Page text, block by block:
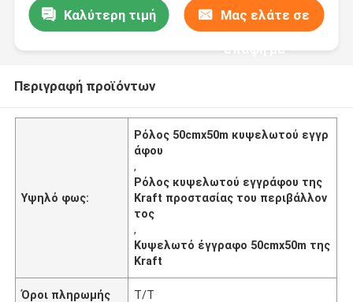
Καλύτερη τιμή Μας ελάτε σε
επαφή με
Περιγραφή προϊόντων
Υψηλό φως:
Ρόλος 50cmx50m κυψελωτού εγγρ
άφου
,
Ρόλος κυψελωτού εγγράφου της
Kraft προστασίας του περιβάλλον
τος
,
Κυψελωτό έγγραφο 50cmx50m της
Kraft
Όροι πληρωμής T/T